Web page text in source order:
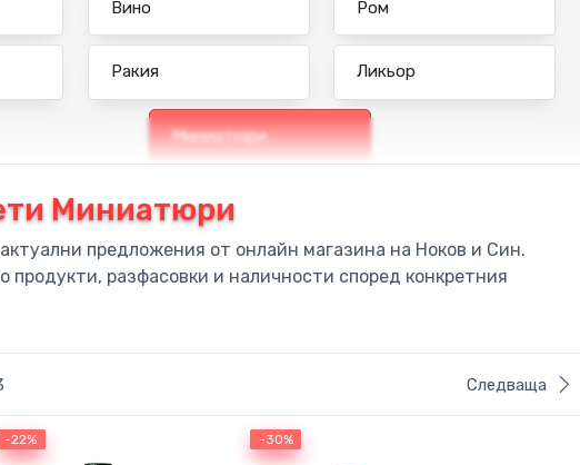
Вино Ром
Ракия Ликьор
Миниатюри
Миниатюри
предложения от онлайн магазина на Ноков и Син.
разфасовки и наличности според конкретния
Следваща
-22%
-22% -30%
-30%